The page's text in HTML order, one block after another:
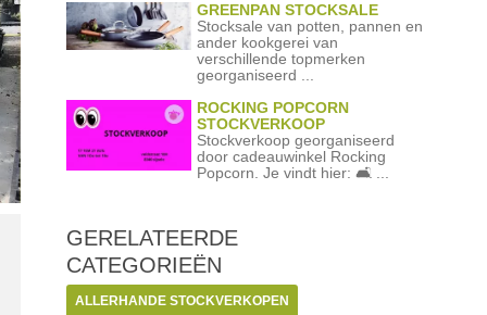
GREENPAN STOCKSALE
Stocksale van potten, pannen en
ander kookgerei van
verschillende topmerken
georganiseerd ...
ROCKING POPCORN
STOCKVERKOOP
Stockverkoop georganiseerd
door cadeauwinkel Rocking
Popcorn. Je vindt hier: 🛋️ ...
GERELATEERDE
CATEGORIEËN
ALLERHANDE STOCKVERKOPEN